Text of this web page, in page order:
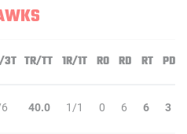
3T TR/TT 1R/1T RO RD RT PD
40.0 1/1 0 6 6 3